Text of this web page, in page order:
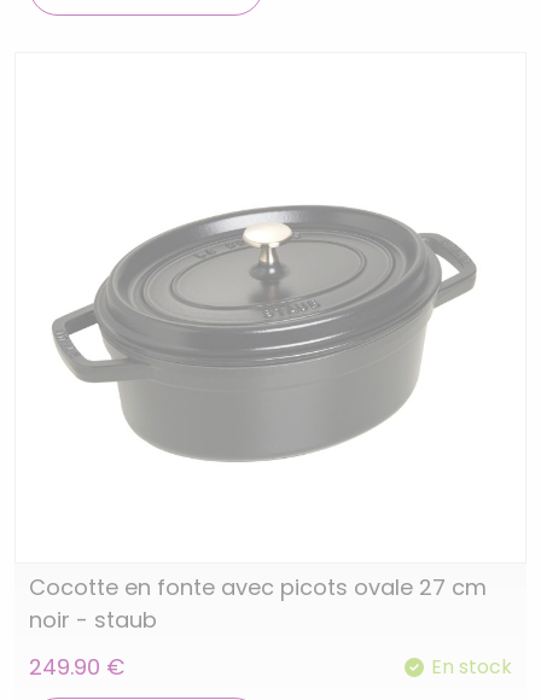
Cocotte en fonte avec picots ovale 27 cm
noir - staub
249.90 €
En stock